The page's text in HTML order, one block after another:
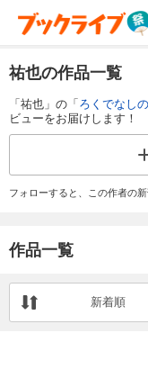
祐也の作品一覧
「祐也」の「ろくでなし
ビューをお届けします！
フォローすると、この作者の
作品一覧
新着順